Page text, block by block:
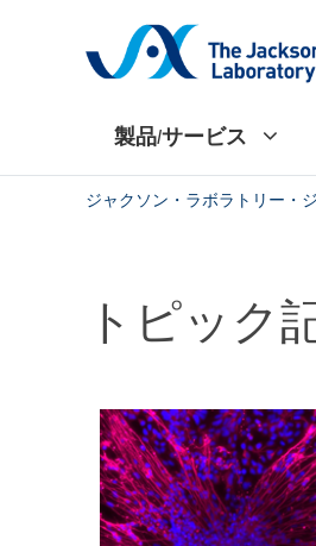
製品/サービス
ジャクソン・ラボラトリー・
トピック